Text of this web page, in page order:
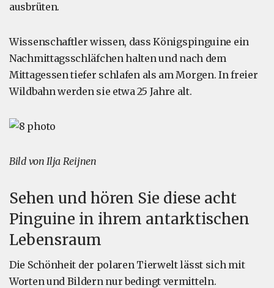
ausbrüten.
Wissenschaftler wissen, dass Königspinguine ein
Nachmittagsschläfchen halten und nach dem
Mittagessen tiefer schlafen als am Morgen. In freier
Wildbahn werden sie etwa 25 Jahre alt.
Bild von Ilja Reijnen
Sehen und hören Sie diese acht
Pinguine in ihrem antarktischen
Lebensraum
Die Schönheit der polaren Tierwelt lässt sich mit
Worten und Bildern nur bedingt vermitteln.